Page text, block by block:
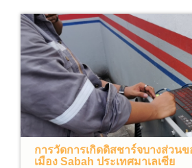
การวัดการเกิดดิสชาร์จบางส่วน
เมือง Sabah ประเทศมาเลเซีย